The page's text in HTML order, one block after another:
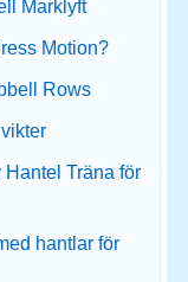
Marklyft
Motion?
Rows
Träna för
hantlar för